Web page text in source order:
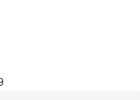
.( TH6)- 4G- 120G-
.( TH6)- 8G- 256G-